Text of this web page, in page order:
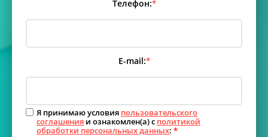
Телефон:*
E-mail:*
Я принимаю условия пользовательского
соглашения и ознакомлен(а) с политикой
обработки персональных данных: *